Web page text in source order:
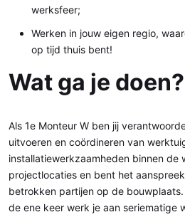
werksfeer;
Werken in jouw eigen regio,
op tijd thuis bent!
Wat ga je doen?
Als 1e Monteur W ben jij
uitvoeren en coördineren van
installatiewerkzaamheden binnen de
projectlocaties en bent het
betrokken partijen op de
de ene keer werk je aan seriematige